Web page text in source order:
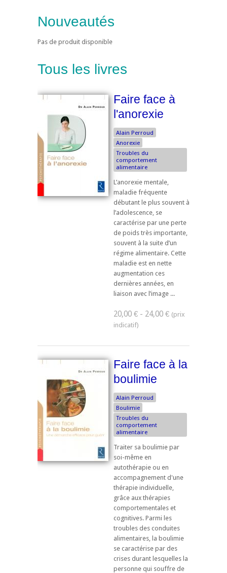
Nouveautés
Pas de produit disponible
Tous les livres
Faire face à
l'anorexie
Alain Perroud
Anorexie
Troubles du
comportement
alimentaire
L’anorexie mentale,
maladie fréquente
débutant le plus souvent à
l’adolescence, se
caractérise par une perte
de poids très importante,
souvent à la suite d’un
régime alimentaire. Cette
maladie est en nette
augmentation ces
dernières années, en
liaison avec l’image ...
20,00 € - 24,00 €
Faire face à la
boulimie
Alain Perroud
Boulimie
Troubles du
comportement
alimentaire
Traiter sa boulimie par
soi-même en
autothérapie ou en
accompagnement d'une
thérapie individuelle,
grâce aux thérapies
comportementales et
cognitives. Parmi les
troubles des conduites
alimentaires, la boulimie
se caractérise par des
crises durant lesquelles la
personne qui souffre de